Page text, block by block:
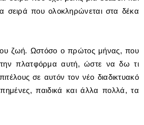
σειρά που ολοκληρώνεται στα δέκα
ζωή. Ωστόσο ο πρώτος μήνας, που
πλατφόρμα αυτή, ώστε να δω τι
σε αυτόν τον νέο διαδικτυακό
παιδικά και άλλα πολλά, τα